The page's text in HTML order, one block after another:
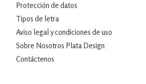
Protección de datos
Tipos de letra
Aviso legal y condiciones de uso
Sobre Nosotros Plata Design
Contáctenos